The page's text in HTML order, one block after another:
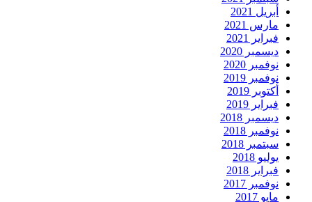
أبريل 2021
مارس 2021
فبراير 2021
ديسمبر 2020
نوفمبر 2020
نوفمبر 2019
أكتوبر 2019
فبراير 2019
ديسمبر 2018
نوفمبر 2018
سبتمبر 2018
يوليو 2018
فبراير 2018
نوفمبر 2017
مايو 2017